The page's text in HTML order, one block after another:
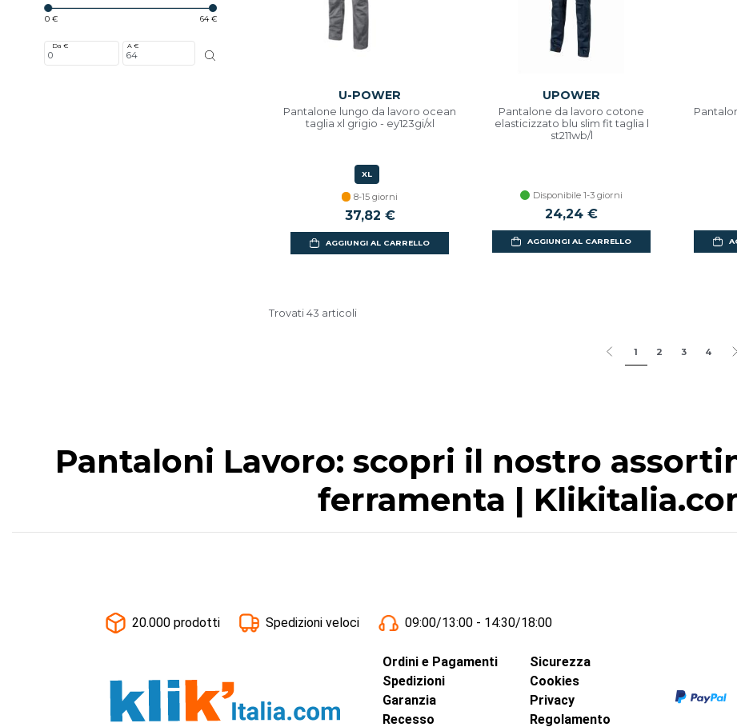
0 € 64 €
Da € A €
U-POWER
Pantalone lungo da lavoro ocean
taglia xl grigio - ey123gi/xl
XL
8-15 giorni
37,82 €
AGGIUNGI AL CARRELLO
UPOWER
Pantalone da lavoro cotone
elasticizzato blu slim fit taglia l
st211wb/l
Disponibile 1-3 giorni
24,24 €
AGGIUNGI AL CARRELLO
Trovati 43 articoli
1 2 3 4
Pantaloni Lavoro: scopri il nostro
ferramenta |
20.000 prodotti Spedizioni veloci 09:00/13:00 - 14:30/18:00
Ordini e Pagamenti
Spedizioni
Garanzia
Recesso
Sicurezza
Cookies
Privacy
Regolamento